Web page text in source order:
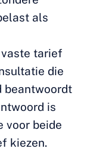
als
tarief
die
beantwoordt
is
voor beide
kiezen.